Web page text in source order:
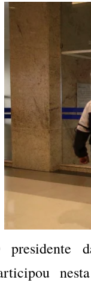
presidente